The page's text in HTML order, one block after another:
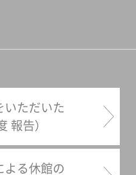
―髙島屋のインテ
2-3 髙島屋のウ
の場合「百貨店と
ディスプレーと
会性と美意識に
島奈都子2-4 髙島
物と催事「百貨
フタを開けてみ
※セタビ
いただいた
報告）
よる休館の